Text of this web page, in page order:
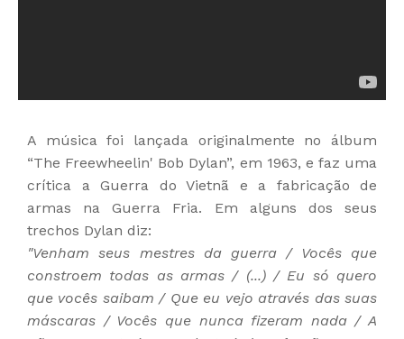
A música foi lançada originalmente no álbum
“The Freewheelin' Bob Dylan”, em 1963, e faz uma
crítica a Guerra do Vietnã e a fabricação de
armas na Guerra Fria. Em alguns dos seus
trechos Dylan diz:
"Venham seus mestres da guerra / Vocês que
constroem todas as armas /(...) / Eu só quero
que vocês saibam / Que eu vejo através das suas
máscaras / Vocês que nunca fizeram nada / A